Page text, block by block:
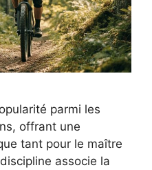
parmi les
offrant une
tant pour le maître
associe la